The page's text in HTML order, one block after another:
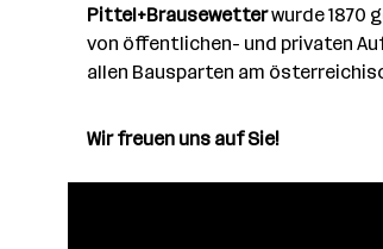
Pittel+Brausewetterwurde 1870
von öffentlichen- und privaten
allen Bausparten am
Wir freuen uns auf Sie!